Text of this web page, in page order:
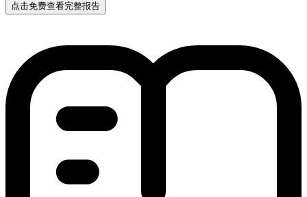
点击免费查看完整报告